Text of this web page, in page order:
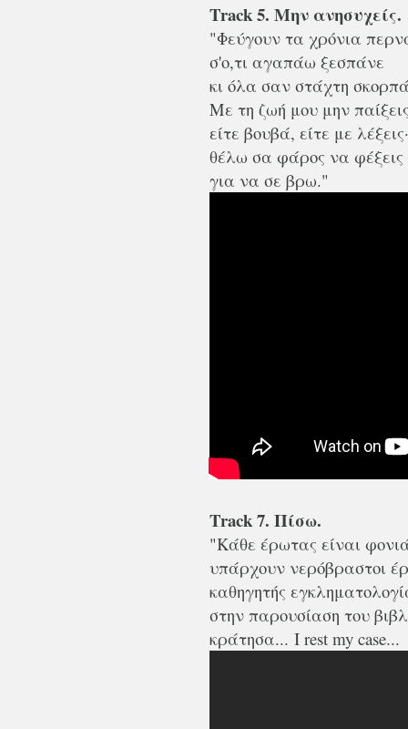
Track 5. Μην ανησυχείς.
"Φεύγουν τα χρόνια
σ'ο,τι αγαπάω ξεσπάνε
κι όλα σαν στάχτη
Με τη ζωή μου μην
είτε βουβά, είτε με λέξεις·
θέλω σα φάρος να φέξεις
για να σε βρω."
Track 7. Πίσω.
"Κάθε έρωτας είναι
υπάρχουν νερόβραστοι
καθηγητής
στην παρουσίαση του
κράτησα... I rest my case...